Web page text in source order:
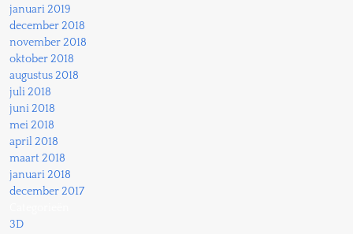
januari 2019
december 2018
november 2018
oktober 2018
augustus 2018
juli 2018
juni 2018
mei 2018
april 2018
maart 2018
januari 2018
december 2017
3D